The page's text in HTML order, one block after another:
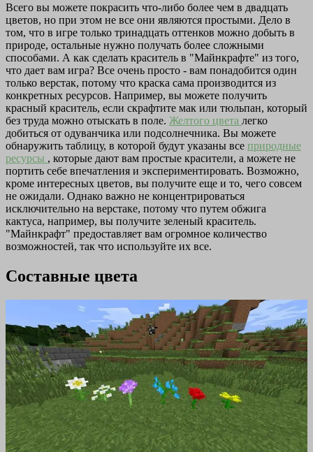
Всего вы можете покрасить что-либо более чем в двадцать
цветов, но при этом не все они являются простыми. Дело в
том, что в игре только тринадцать оттенков можно добыть в
природе, остальные нужно получать более сложными
способами. А как сделать краситель в "Майнкрафте" из того,
что дает вам игра? Все очень просто - вам понадобится один
только верстак, потому что краска сама производится из
конкретных ресурсов. Например, вы можете получить
красный краситель, если скрафтите мак или тюльпан, который
без труда можно отыскать в поле. Желтого цвета легко
добиться от одуванчика или подсолнечника. Вы можете
обнаружить таблицу, в которой будут указаны все природные
ресурсы , которые дают вам простые красители, а можете не
портить себе впечатления и экспериментировать. Возможно,
кроме интересных цветов, вы получите еще и то, чего совсем
не ожидали. Однако важно не концентрироваться
исключительно на верстаке, потому что путем обжига
кактуса, например, вы получите зеленый краситель.
"Майнкрафт" предоставляет вам огромное количество
возможностей, так что используйте их все.
Составные цвета